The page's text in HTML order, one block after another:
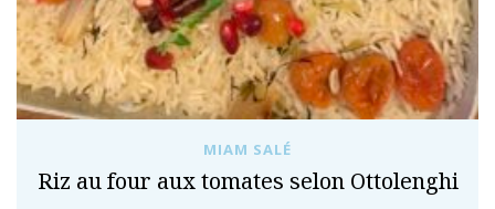
MIAM SALÉ
Riz au four aux tomates selon Ottolenghi